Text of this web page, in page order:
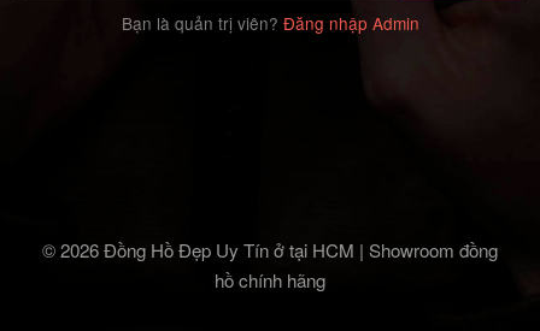
Bạn là quản trị viên? Đăng nhập Admin
© 2026 Đồng Hồ Đẹp Uy Tín ở tại HCM | Showroom đồng
hồ chính hãng‎